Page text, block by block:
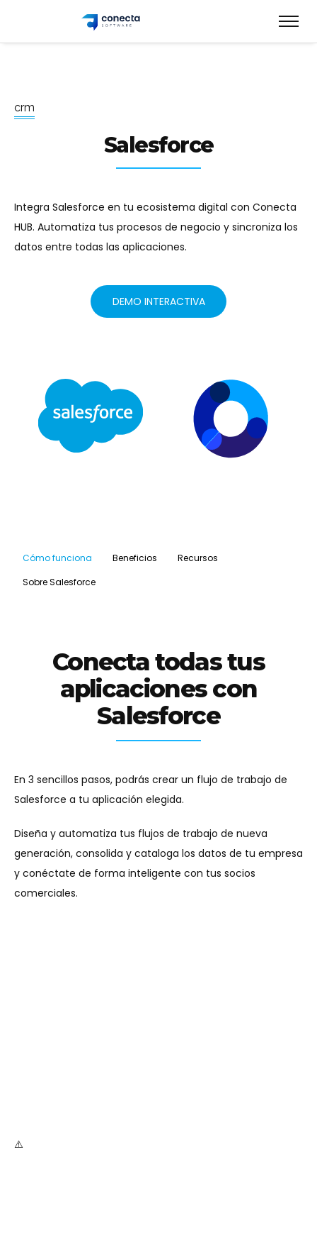
crm
Salesforce
Integra Salesforce en tu ecosistema digital con Conecta
HUB. Automatiza tus procesos de negocio y sincroniza los
datos entre todas las aplicaciones.
DEMO INTERACTIVA
Cómo funciona Beneficios
Recursos
Sobre Salesforce
Conecta todas tus
aplicaciones con
Salesforce
En 3 sencillos pasos, podrás crear un flujo de trabajo de
Salesforce a tu aplicación elegida.
Diseña y automatiza tus flujos de trabajo de nueva
generación, consolida y cataloga los datos de tu empresa
y conéctate de forma inteligente con tus socios
comerciales.